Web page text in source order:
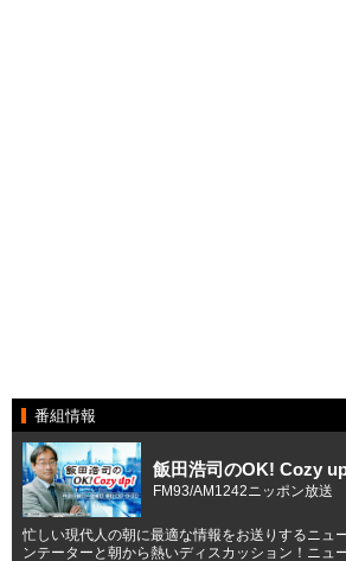
番組情報
飯田浩司のOK! Cozy
FM93/AM1242ニッポン放
忙しい現代人の朝に最適な情報をお送りするニュ
ンテーターと朝から熱いディスカッション！ニュ